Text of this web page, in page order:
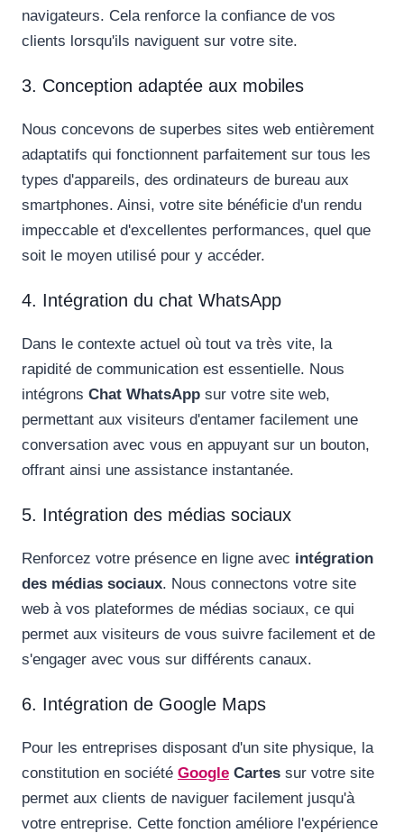
navigateurs. Cela renforce la confiance de vos
clients lorsqu'ils naviguent sur votre site.
3. Conception adaptée aux mobiles
Nous concevons de superbes sites web entièrement
adaptatifs qui fonctionnent parfaitement sur tous les
types d'appareils, des ordinateurs de bureau aux
smartphones. Ainsi, votre site bénéficie d'un rendu
impeccable et d'excellentes performances, quel que
soit le moyen utilisé pour y accéder.
4. Intégration du chat WhatsApp
Dans le contexte actuel où tout va très vite, la
rapidité de communication est essentielle. Nous
intégrons Chat WhatsApp sur votre site web,
permettant aux visiteurs d'entamer facilement une
conversation avec vous en appuyant sur un bouton,
offrant ainsi une assistance instantanée.
5. Intégration des médias sociaux
Renforcez votre présence en ligne avec intégration
des médias sociaux. Nous connectons votre site
web à vos plateformes de médias sociaux, ce qui
permet aux visiteurs de vous suivre facilement et de
s'engager avec vous sur différents canaux.
6. Intégration de Google Maps
Pour les entreprises disposant d'un site physique, la
constitution en société Google Cartes sur votre site
permet aux clients de naviguer facilement jusqu'à
votre entreprise. Cette fonction améliore l'expérience